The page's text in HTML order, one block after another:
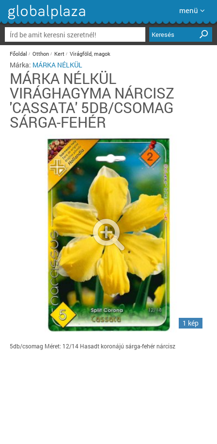
menü
Keresés
Főoldal Otthon Kert Virágföld, magok
Márka: MÁRKA NÉLKÜL
MÁRKA NÉLKÜL
VIRÁGHAGYMA NÁRCISZ
'CASSATA' 5DB/CSOMAG
SÁRGA-FEHÉR
1 kép
5db/csomag Méret: 12/14 Hasadt koronájú sárga-fehér nárcisz